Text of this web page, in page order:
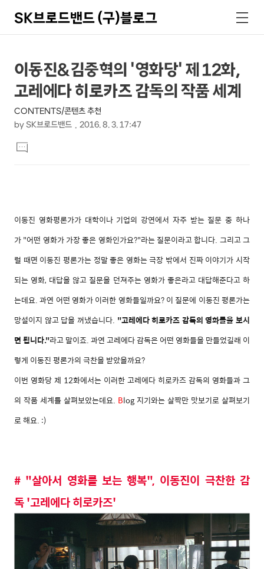
SK브로드밴드 (구)블로그
색
메
뉴
상
세
컨
텐
츠
본
문
제
목
이동진&김중혁의 '영화당' 제 12화,
고레에다 히로카즈 감독의 작품 세계
CONTENTS/콘텐츠 추천
by SK브로드밴드 2016. 8. 3. 17:47
문
댓
글
이동진 영화평론가가 대학이나 기업의 강연에서 자주 받는 질문 중 하나
가 "어떤 영화가 가장 좋은 영화인가요?"라는 질문이라고 합니다. 그리고 그
럴 때면 이동진 평론가는 정말 좋은 영화는 극장 밖에서 진짜 이야기가 시작
되는 영화, 대답을 않고 질문을 던져주는 영화가 좋은라고 대답해준다고 하
는데요. 과연 어떤 영화가 이러한 영화들일까요?이 질문에 이동진 평론가는
망설이지 않고 답을 꺼냈습니다. "고레에다 히로카즈 감독의 영화들을 보시
면 됩니다."라고 말이죠. 과연 고레에다 감독은 어떤 영화들을 만들었길래 이
렇게 이동진 평론가의 극찬을 받았을까요?
이번 영화당 제 12화에서는 이러한 고레에다 히로카즈 감독의 영화들과 그
의 작품 세계를 살펴보았는데요. Blog 지기와는 살짝만 맛보기로 살펴보기
로 해요. :)
# "살아서 영화를 보는 행복", 이동진이 극찬한 감
독 '고레에다 히로카즈'